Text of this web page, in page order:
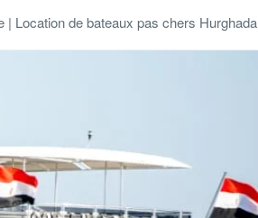
Location de bateaux pas chers Hurghada